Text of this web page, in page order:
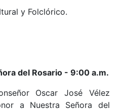
y Folclórico.
del Rosario - 9:00 a.m.
Oscar José Vélez
a Nuestra Señora del